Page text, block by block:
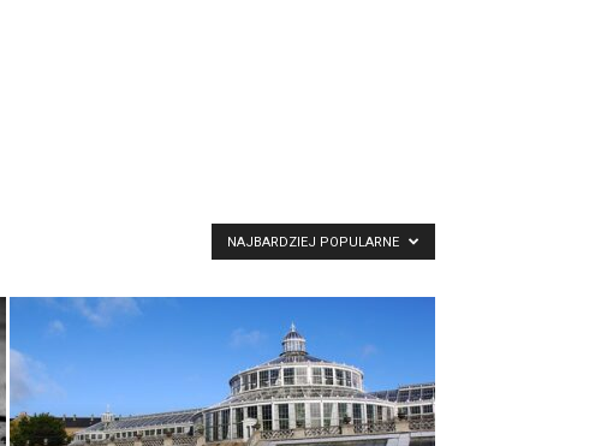
NAJBARDZIEJ POPULARNE